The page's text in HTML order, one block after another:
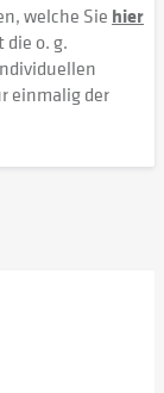
welche Sie hier
o. g.
einmalig der